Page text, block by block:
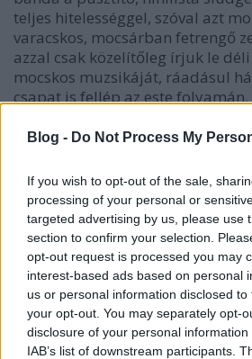
Blog - Do Not Process My
If you wish to opt-out of the sale,
processing of your personal or
targeted advertising by us, please use
section to confirm your selection.
opt-out request is processed you may
interest-based ads based on personal
us or personal information disclosed
your opt-out. You may separately opt-
disclosure of your personal
IAB’s list of downstream participants.
teljes hitelességgel, szóval azt
varacskos, mocsárban fetrengő
azzal csak közelítőleg írjuk le
mocskos muzsikáját, ráadásul
csapat is fellép az este